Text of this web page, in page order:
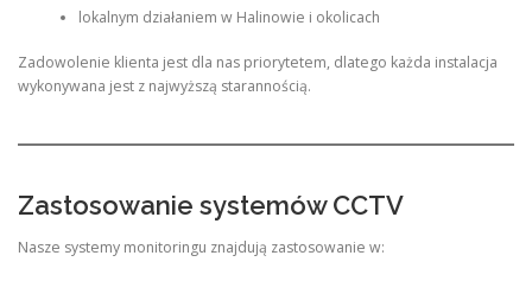
lokalnym działaniem w Halinowie i okolicach
Zadowolenie klienta jest dla nas priorytetem, dlatego każda instalacja
wykonywana jest z najwyższą starannością.
Zastosowanie systemów CCTV
Nasze systemy monitoringu znajdują zastosowanie w: